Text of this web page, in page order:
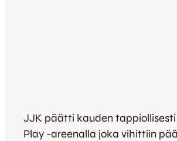
JJK päätti kauden
Play -areenalla joka vihittiin